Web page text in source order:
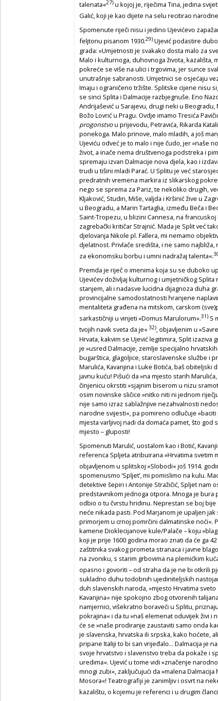
talenata«27) u kojoj je, riječima Tina, jedina
Galić, koji je kao dijete na selu recitirao
Spomenute riječi nisu i jedino Ujevićevo
feljtonu pisanom 1930.29) Ujević podastire
grada: »Umjetnosti je svakako dosta malo za
Malo i kulturnoga, duhovnoga života, kazališta,
pokreće se više na ulici i trgovima, jer sunce
unutrašnje sabranosti. Umjetnici se osjećaju
Imaju i ograničeno tržište. Splitske cijene nisu
se sinci Splita i Dalmacije razbjegnuše. Eno
Andrijašević u Sarajevu, drugi neki u
Božo Lovrić u Pragu. Ovdje imamo Tresića
progonstvou prijevodu, Petravića, Rikarda
ponekoga. Malo prinove, malo mladih, a još
Ujeviću odveć je to malo i nije čudo, jer »naše
život, a inače nema društvenoga podstreka i
spremaju izvan Dalmacije nova djela, kao i
trudi u tišini mladi Parać. U Splitu je već
predratnih vremena markira iz slikarskog
nego se sprema za Pariz, te nekoliko drugih,
Kljaković, Studin, Miše, valjda i Kršinić žive u
u Beogradu, a Marin Tartaglia, između Beča i
Saint-Tropezu, u blizini Cannesa, na
zagrebački kritičar Strajnić. Mada je Split već
djelovanja Nikole pl. Fallera, mi nemamo
djelatnost. Privlače središta, i ne samo
za ekonomsku borbu i umni nadražaj talenta«.
Premda je riječ o imenima koja su se duboko
Ujevićev doživljaj kulturnog i umjetničkog
stanjem, ali i nadasve lucidna dijagnoza duha
provincijalne samodostatnosti hranjene
mentaliteta građena na mitskom, carskom
sarkastičniji u vinjeti »Domus Marulorum«.31) S
tvojih navik sveta da je« 32), objavljenim u
Hrvata, kakvim se Ujević legitimira, Split
je »usred Dalmacije, zemlje specijalno
bugarštica, glagoljice, staroslavenske službe i
Marulića, Kavanjina i Luke Botića, baš
javnu kuću! Pišući da »na mjesto starih
činjenicu okrstiti »sjajnim biserom u nizu
osim novinske sličice »nitko niti ni jednom
nije samo izraz sablažnjive nezahvalnosti
narodne svijesti«, pa pomireno odlučuje
mjesta varljivoj nadi da domaća pamet, što
mjesto – gluposti!
Spomenuti Marulić, uostalom kao i Botić,
referenca Spljeta atribuirana »Hrvatima svetim
objavljenom u splitskoj »Slobodi« još 1914.
spomenusmo ‘Spljet’, mi pomislimo na kulu.
detektive šepiri i Antonije Stražičić, Spljet nam
predstavnikom jednoga otpora. Mnoga je bura
odbio o tu čvrstu hridinu. Neprestan se boj
neće nikada pasti. Pod Marjanom je upaljen
primorjem u crnoj pomrčini dalmatinske noći«.
kamene Dioklecijanove kule/Palače – koju
koji je prije 1600 godina morao znati da će ga
zaštitnika svakog prometa stranaca i javne
na zvoniku, s starim grbovima na plemićkim
opasno i govoriti – od straha da je ne bi otkrili
sukladno duhu todobnih ujediniteljskih
duh slavenskih naroda, »mjesto Hrvatima
Kavanjina« nije spokojno zbog otvorenih
namjernici, višekratno boraveći u Splitu,
pokrajina« i da tu »naš elemenat oduvijek živi i
će se »naše prodiranje zaustaviti samo onda
je slavenska, hrvatska ili srpska, kako hoćete,
pripane Italiji to bi san vrijeđalo... Dalmacija je
svoje hrvatstvo i slavenstvo treba da pokaže i
uredima«. Ujević u tome vidi »značenje
mnogi zubi«, zaključujući da »malena
Mosora«! Teatrografiji je zanimljiv i osvrt na
kazalištu, o kojemu je referenci i u drugim